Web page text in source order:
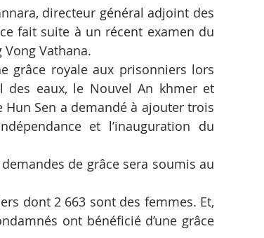
directeur général adjoint des
fait suite à un récent examen du
Vathana.
grâce royale aux prisonniers lors
des eaux, le Nouvel An khmer et
Sen a demandé à ajouter trois
et l’inauguration du
de grâce sera soumis au
dont 2 663 sont des femmes. Et,
ont bénéficié d’une grâce